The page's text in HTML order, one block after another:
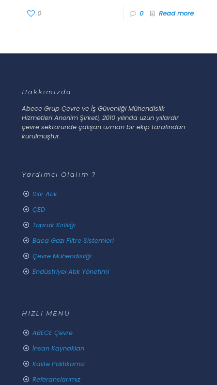
0 0 Read more
Hakkımızda
Abece Grup Çevre ve İş Güvenliği Mühendislik
Hizmetleri Anonim Şirketi, 2010 yılında uzun yıllardır
çevre sektöründe çalışan uzman bir ekip tarafından
kurulmuştur.
Yardımcı Olalım ?
Sıfır Atık
ÇED
Toprak Kirliliği
Baca Gazı Filtre Sistemleri
Çevre Mühendisliği
Endüstriyel Atık Yönetimi
HIZLI MENÜ
ABECE Çevre
İnsan Kaynakları
Kalite Politikamız
Referanslarımız